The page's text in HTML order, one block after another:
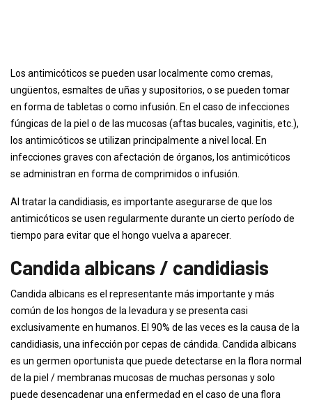
Los antimicóticos se pueden usar localmente como cremas,
ungüentos, esmaltes de uñas y supositorios, o se pueden tomar
en forma de tabletas o como infusión. En el caso de infecciones
fúngicas de la piel o de las mucosas (aftas bucales, vaginitis, etc.),
los antimicóticos se utilizan principalmente a nivel local. En
infecciones graves con afectación de órganos, los antimicóticos
se administran en forma de comprimidos o infusión.
Al tratar la candidiasis, es importante asegurarse de que los
antimicóticos se usen regularmente durante un cierto período de
tiempo para evitar que el hongo vuelva a aparecer.
Candida albicans / candidiasis
Candida albicans es el representante más importante y más
común de los hongos de la levadura y se presenta casi
exclusivamente en humanos. El 90% de las veces es la causa de la
candidiasis, una infección por cepas de cándida. Candida albicans
es un germen oportunista que puede detectarse en la flora normal
de la piel / membranas mucosas de muchas personas y solo
puede desencadenar una enfermedad en el caso de una flora